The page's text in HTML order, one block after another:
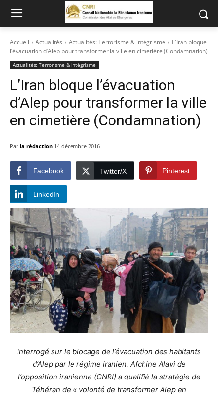
Accueil Actualités Actualités: Terrorisme & intégrisme
L'Iran bloque
l’évacuation d’Alep pour transformer la ville en cimetière (Condamnation)
Actualités: Terrorisme & intégrisme
L’Iran bloque l’évacuation
d’Alep pour transformer la ville
en cimetière (Condamnation)
Par la rédaction 14 décembre 2016
Facebook Twitter/X Pinterest
LinkedIn
Interrogé sur le blocage de l’évacuation des habitants
d’Alep par le régime iranien, Afchine Alavi de
l’opposition iranienne (CNRI) a qualifié la stratégie de
Téhéran de « volonté de transformer Alep en